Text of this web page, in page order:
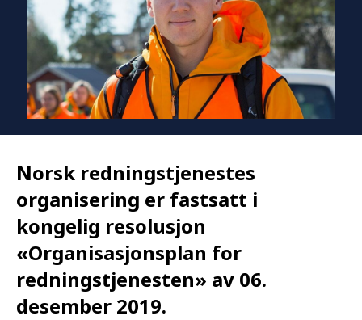
Norsk redningstjenestes
organisering er fastsatt i
kongelig resolusjon
«Organisasjonsplan for
redningstjenesten» av 06.
desember 2019.